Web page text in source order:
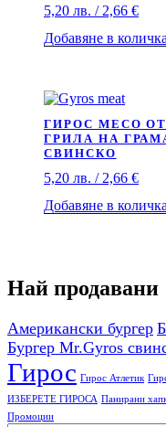
5,20 лв. / 2,66 €
Добавяне в
ГИРОС МЕСО ОТ
ГРИЛА НА
СВИНСКО
5,20 лв. / 2,66 €
Добавяне в
Най продавани
Американски бургер
Бургер Mr.Gyros
Гирос Гирос Атлетик
ИЗБЕРЕТЕ ГИРОСА Панирани
Промоции